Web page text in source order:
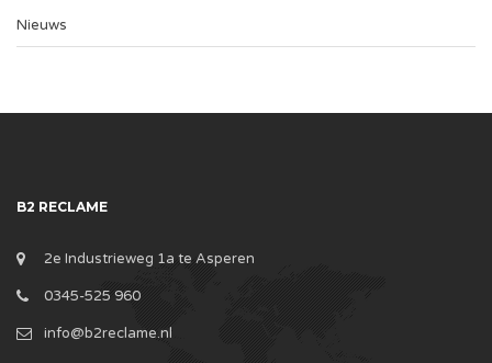
Nieuws
B2 RECLAME
2e Industrieweg 1a te Asperen
0345-525 960
info@b2reclame.nl